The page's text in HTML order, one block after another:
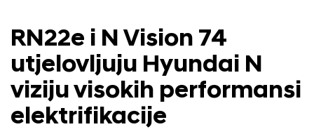
RN22e i N Vision 74
utjelovljuju Hyundai N
viziju visokih performansi
elektrifikacije